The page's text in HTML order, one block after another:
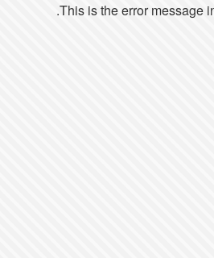
This is the error message